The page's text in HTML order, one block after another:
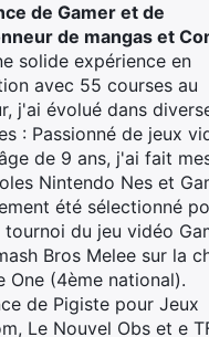
de Gamer et de
de mangas et
solide expérience en
avec 55 courses au
j'ai évolué dans
: Passionné de jeux
de 9 ans, j'ai fait
Nintendo Nes et
été sélectionné
du jeu vidéo
Bros Melee sur la
One (4ème national).
de Pigiste pour Jeux
Le Nouvel Obs et e